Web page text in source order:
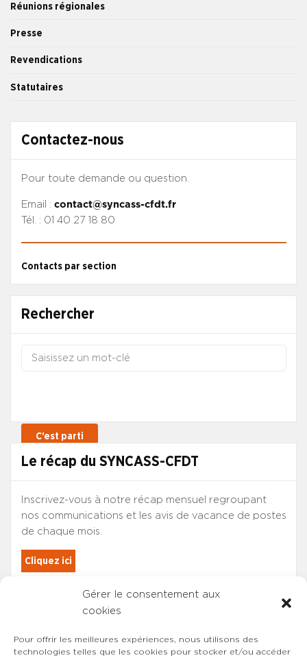
Gérer le consentement aux
cookies
Pour offrir les meilleures expériences, nous utilisons des
technologies telles que les cookies pour stocker et/ou accéder
Réunions régionales
Presse
Revendications
Statutaires
Contactez-nous
Pour toute demande ou question.
Email : contact@syncass-cfdt.fr
Tél. : 01 40 27 18 80
Contacts par section
Rechercher
Le récap du SYNCASS-CFDT
Inscrivez-vous à notre récap mensuel regroupant
nos communications et les avis de vacance de postes
de chaque mois.
Cliquez ici
Les adhérents du SYNCASS-CFDT
sont automatiquement inscrits.